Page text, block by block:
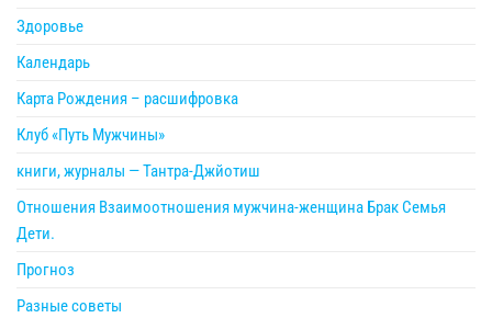
Здоровье
Календарь
Карта Рождения – расшифровка
Клуб «Путь Мужчины»
книги, журналы — Тантра-Джйотиш
Отношения Взаимоотношения мужчина-женщина Брак Семья
Дети.
Прогноз
Разные советы